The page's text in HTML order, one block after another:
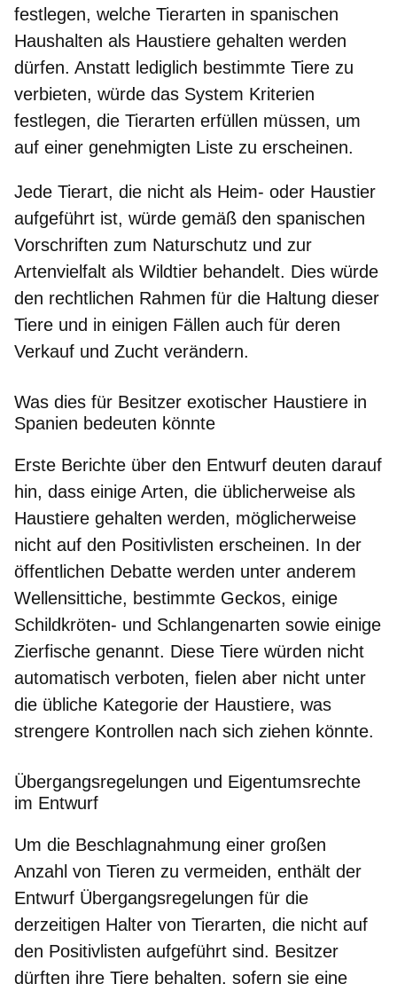
festlegen, welche Tierarten in spanischen
Haushalten als Haustiere gehalten werden
dürfen. Anstatt lediglich bestimmte Tiere zu
verbieten, würde das System Kriterien
festlegen, die Tierarten erfüllen müssen, um
auf einer genehmigten Liste zu erscheinen.
Jede Tierart, die nicht als Heim- oder Haustier
aufgeführt ist, würde gemäß den spanischen
Vorschriften zum Naturschutz und zur
Artenvielfalt als Wildtier behandelt. Dies würde
den rechtlichen Rahmen für die Haltung dieser
Tiere und in einigen Fällen auch für deren
Verkauf und Zucht verändern.
Was dies für Besitzer exotischer Haustiere in
Spanien bedeuten könnte
Erste Berichte über den Entwurf deuten darauf
hin, dass einige Arten, die üblicherweise als
Haustiere gehalten werden, möglicherweise
nicht auf den Positivlisten erscheinen. In der
öffentlichen Debatte werden unter anderem
Wellensittiche, bestimmte Geckos, einige
Schildkröten- und Schlangenarten sowie einige
Zierfische genannt. Diese Tiere würden nicht
automatisch verboten, fielen aber nicht unter
die übliche Kategorie der Haustiere, was
strengere Kontrollen nach sich ziehen könnte.
Übergangsregelungen und Eigentumsrechte
im Entwurf
Um die Beschlagnahmung einer großen
Anzahl von Tieren zu vermeiden, enthält der
Entwurf Übergangsregelungen für die
derzeitigen Halter von Tierarten, die nicht auf
den Positivlisten aufgeführt sind. Besitzer
dürften ihre Tiere behalten, sofern sie eine